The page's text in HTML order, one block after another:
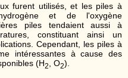
furent utilisés, et les piles à
et de l'oxygène
piles tendaient aussi à
constituant ainsi un
Cependant, les piles à
intéressantes à cause des
(H2, O2).